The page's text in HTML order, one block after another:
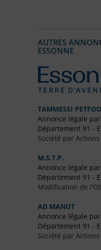
AUTRES
ESSONNE
TAMMESSI
Annonce légale
Département 91 -
Société par
M.S.T.P.
Annonce légale
Département 91 -
Modification de
AD MANUT
Annonce légale
Département 91 -
Société par